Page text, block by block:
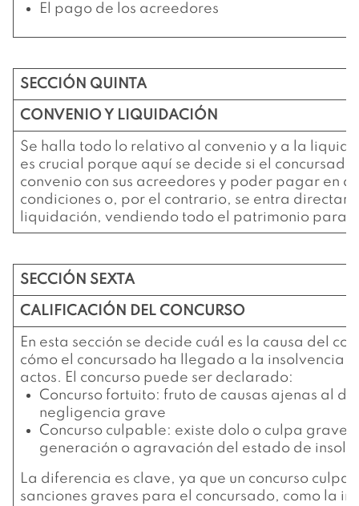
El pago de los acreedores
SECCIÓN QUINTA
CONVENIO Y LIQUIDACIÓN
Se halla todo lo relativo al convenio y a la
es crucial porque aquí se decide si el
convenio con sus acreedores y poder pagar en
condiciones o, por el contrario, se entra
liquidación, vendiendo todo el patrimonio para
SECCIÓN SEXTA
CALIFICACIÓN DEL CONCURSO
En esta sección se decide cuál es la causa del
cómo el concursado ha llegado a la insolvencia y
actos. El concurso puede ser declarado:
Concurso fortuito: fruto de causas ajenas al
negligencia grave
Concurso culpable: existe dolo o culpa grave
generación o agravación del estado de
La diferencia es clave, ya que un concurso
sanciones graves para el concursado, como la